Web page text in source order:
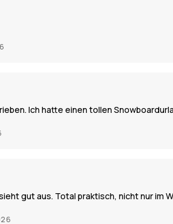
Ich hatte einen tollen
gut aus. Total praktisch, nicht nur im